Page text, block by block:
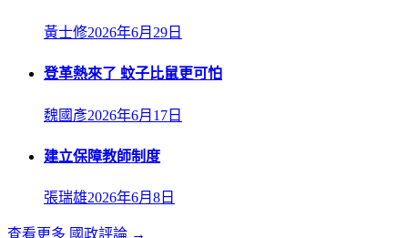
黃士修2026年6月29日
登革熱來了 蚊子比鼠更可怕
魏國彥2026年6月17日
建立保障教師制度
張瑞雄2026年6月8日
查看更多 國政評論 →